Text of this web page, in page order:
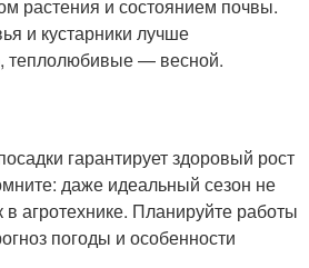
растения и состоянием почвы.
и кустарники лучше
теплолюбивые — весной.
гарантирует здоровый рост
даже идеальный сезон не
агротехнике. Планируйте работы
погоды и особенности